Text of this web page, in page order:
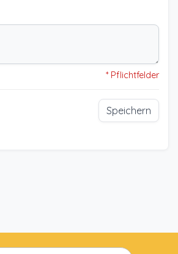
* Pflichtfelder
Speichern